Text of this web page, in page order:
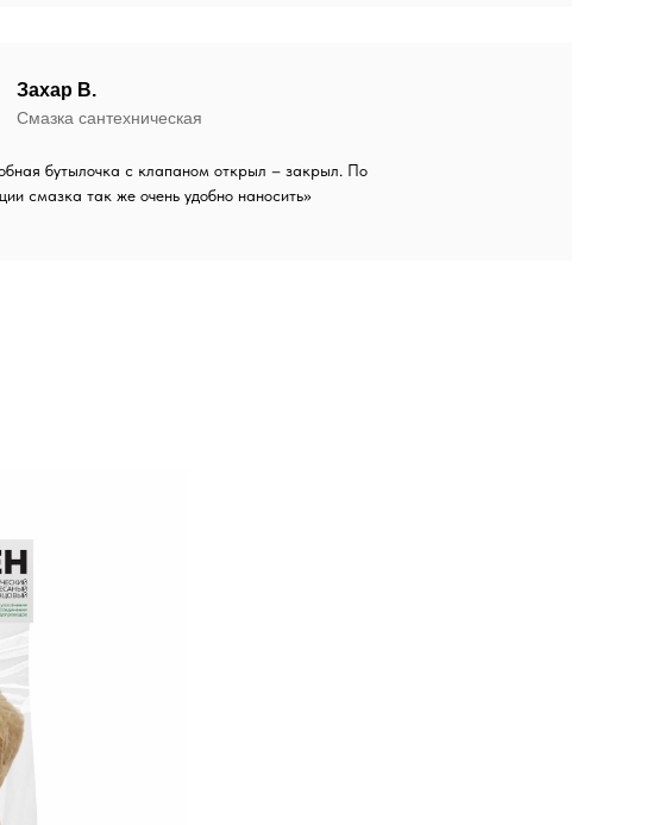
Захар В.
Смазка сантехническая
бутылочка с клапаном открыл – закрыл. По
смазка так же очень удобно наносить»